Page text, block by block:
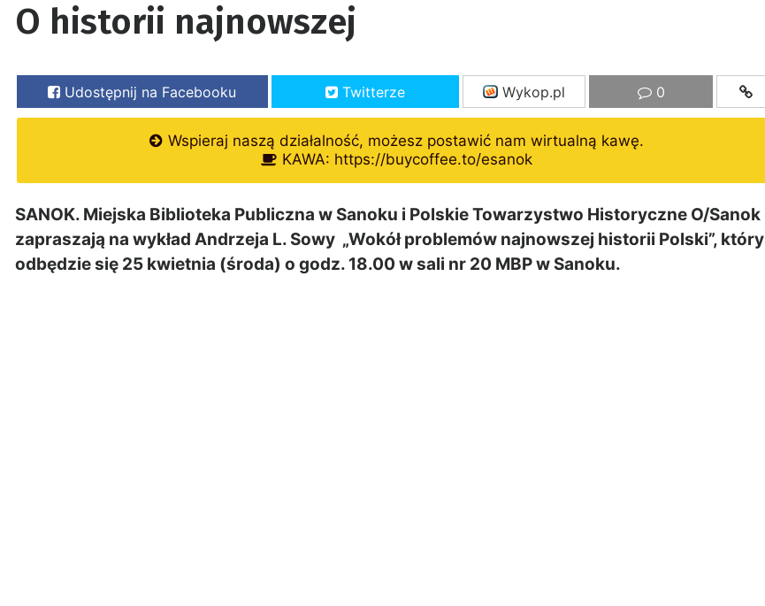
O historii najnowszej
Udostępnij na Facebooku Twitterze Wykop.pl 0
Wspieraj naszą działalność, możesz postawić nam wirtualną kawę.
KAWA: https://buycoffee.to/esanok
SANOK. Miejska Biblioteka Publiczna w Sanoku i Polskie Towarzystwo Historyczne O/Sanok
zapraszają na wykład Andrzeja L. Sowy „Wokół problemów najnowszej historii Polski”, który
odbędzie się 25 kwietnia (środa) o godz. 18.00 w sali nr 20 MBP w Sanoku.